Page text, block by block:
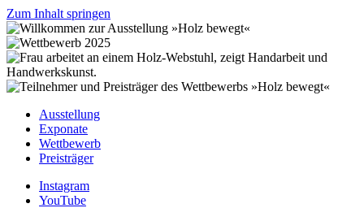
Zum Inhalt springen
Ausstellung
Exponate
Wettbewerb
Preisträger
Instagram
YouTube